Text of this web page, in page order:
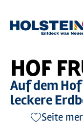
Sie
Startseite Hof
HOF
Auf dem
leckere
Seite